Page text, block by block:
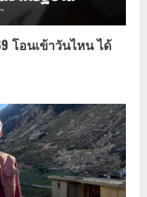
โอนเข้าวันไหน ได้